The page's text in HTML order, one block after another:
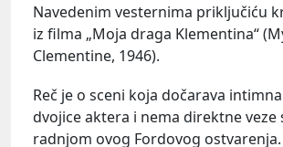
Navedenim vesternima priključiću
iz filma „Moja draga Klementina“
Clementine, 1946).
Reč je o sceni koja dočarava
dvojice aktera i nema direktne veze
radnjom ovog Fordovog